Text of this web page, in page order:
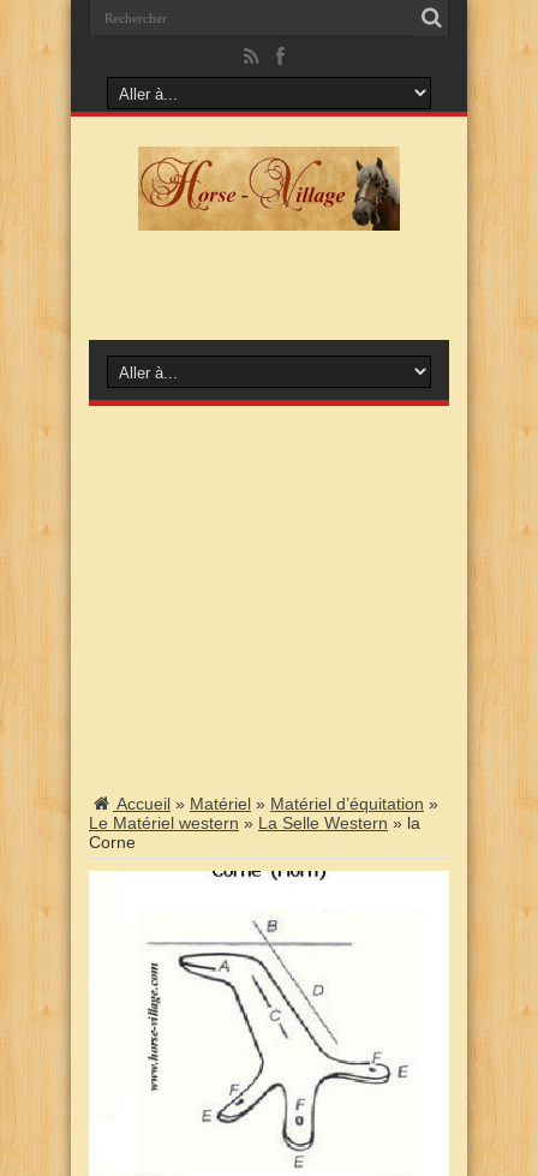
Accueil » Matériel » Matériel d’équitation »
Le Matériel western » La Selle Western » la
Corne